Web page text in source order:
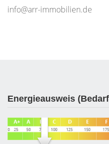
info@arr-immobilien.de
Energieausweis